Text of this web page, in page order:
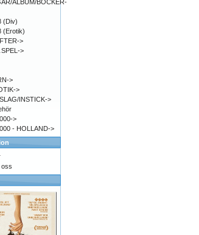
ALBUM/BÖCKER-
(Div)
(Erotik)
>
SPEL->
>
>
INSTICK->
>
- HOLLAND->
oss